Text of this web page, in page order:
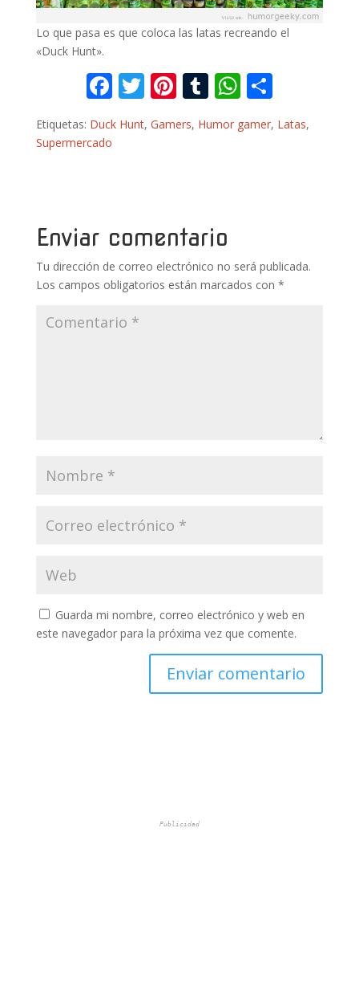
Lo que pasa es que coloca las latas recreando el
«Duck Hunt».
F
ac
e
k
T
w
itt
Pi
nt
er
T
u
m
W
h
at m
Etiquetas: Duck Hunt, Gamers, Humor gamer, Latas,
Supermercado
Enviar comentario
Tu dirección de correo electrónico no será publicada.
Los campos obligatorios están marcados con *
Guarda mi nombre, correo electrónico y web en
este navegador para la próxima vez que comente.
Publicidad